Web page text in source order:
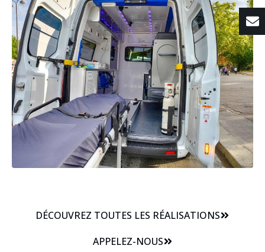
DÉCOUVREZ TOUTES LES RÉALISATIONS
APPELEZ-NOUS